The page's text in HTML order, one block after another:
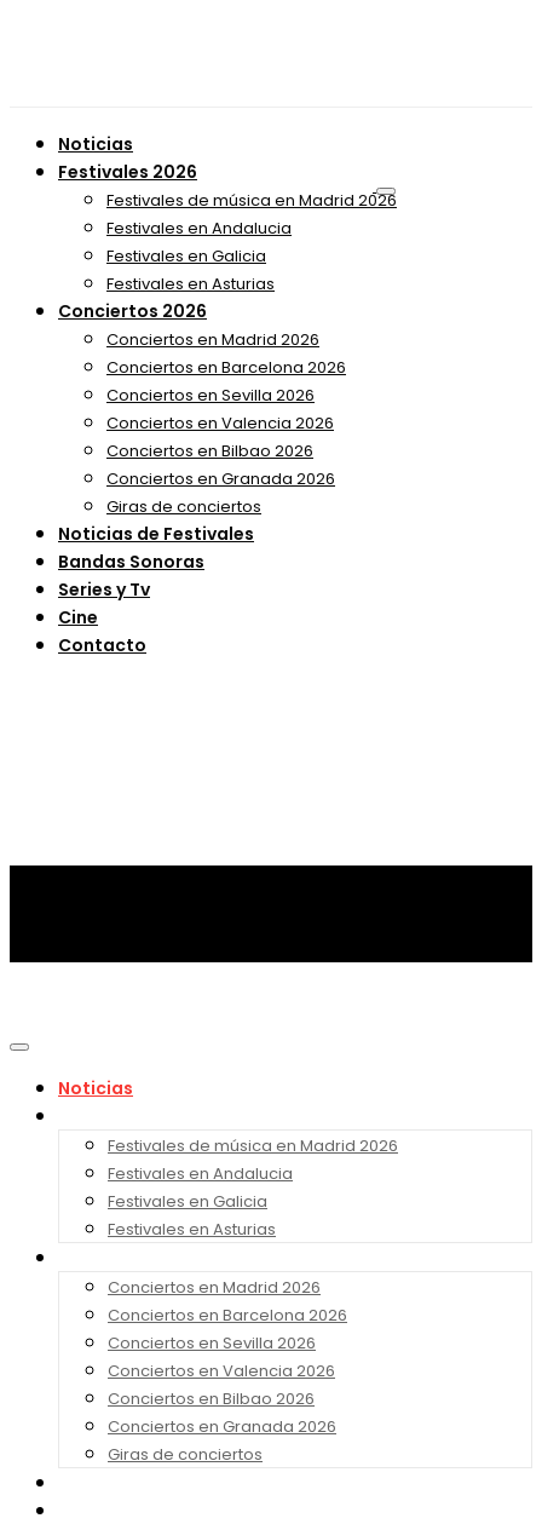
Noticias
Festivales 2026
Festivales de música en Madrid 2026
Festivales en Andalucia
Festivales en Galicia
Festivales en Asturias
Conciertos 2026
Conciertos en Madrid 2026
Conciertos en Barcelona 2026
Conciertos en Sevilla 2026
Conciertos en Valencia 2026
Conciertos en Bilbao 2026
Conciertos en Granada 2026
Giras de conciertos
Noticias de Festivales
Bandas Sonoras
Series y Tv
Cine
Contacto
Noticias
Festivales de música en Madrid 2026
Festivales en Andalucia
Festivales en Galicia
Festivales en Asturias
Conciertos en Madrid 2026
Conciertos en Barcelona 2026
Conciertos en Sevilla 2026
Conciertos en Valencia 2026
Conciertos en Bilbao 2026
Conciertos en Granada 2026
Giras de conciertos